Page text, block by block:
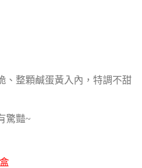
、整顆鹹蛋黃入內，特調不甜
驚豔~